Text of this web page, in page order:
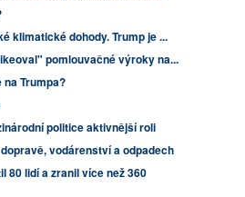
klimatické dohody. Trump je ...
pomlouvačné výroky na...
Trumpa?
politice aktivnější roli
vodárenství a odpadech
80 lidí a zranil více než 360